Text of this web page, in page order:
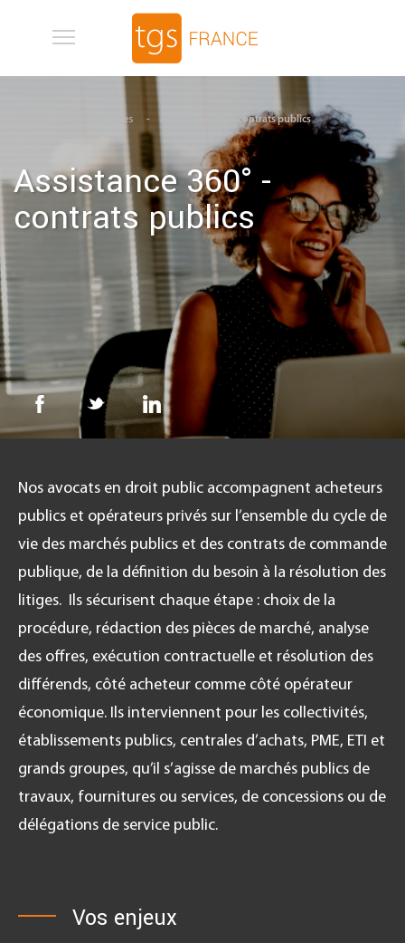
Aller au contenu principal
FR
Nos services Assistance 360° - contrats publics
Assistance 360° -
contrats publics
Nos avocats en droit public accompagnent acheteurs
publics et opérateurs privés sur l’ensemble du cycle de
vie des marchés publics et des contrats de commande
publique, de la définition du besoin à la résolution des
litiges. Ils sécurisent chaque étape : choix de la
procédure, rédaction des pièces de marché, analyse
des offres, exécution contractuelle et résolution des
différends, côté acheteur comme côté opérateur
économique. Ils interviennent pour les collectivités,
établissements publics, centrales d’achats, PME, ETI et
grands groupes, qu’il s’agisse de marchés publics de
travaux, fournitures ou services, de concessions ou de
délégations de service public.
Vos enjeux